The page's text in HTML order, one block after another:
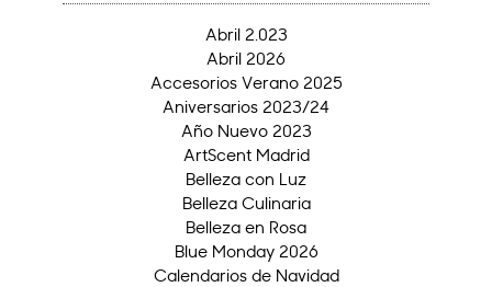
Abril 2.023
Abril 2026
Accesorios Verano 2025
Aniversarios 2023/24
Año Nuevo 2023
ArtScent Madrid
Belleza con Luz
Belleza Culinaria
Belleza en Rosa
Blue Monday 2026
Calendarios de Navidad